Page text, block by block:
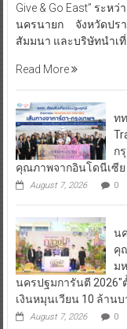
Give & Go East” ระห
นครนายก จังหวัดปรา
สัมมนา และบริษัทนำเที่
Read More
ท
ก
คุณภาพจากอินโดนีเซีย
August 7, 2026 0
น
คุ
ม
นครปฐมการันตี 2026″
เงินหมุนเวียน 10 ล้าน
August 7, 2026 0